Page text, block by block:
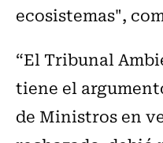
ecosistemas",
“El Tribunal
tiene el
de Ministros en